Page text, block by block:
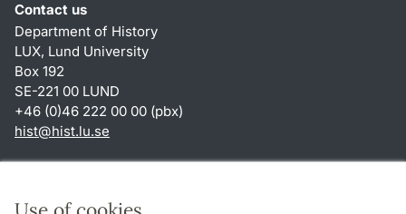
Contact us
Department of History
LUX, Lund University
Box 192
SE-221 00 LUND
+46 (0)46 222 00 00 (pbx)
hist@hist.lu.se
About this website and cookies